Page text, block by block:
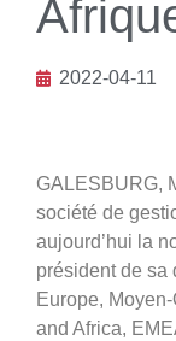
2022-04-11
GALESBURG,
société de
aujourd’hui la
président de sa
Europe,
and Africa,